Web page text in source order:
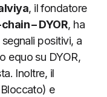
, il fondatore
– DYOR, ha
positivi, a
equo su DYOR,
Inoltre, il
e